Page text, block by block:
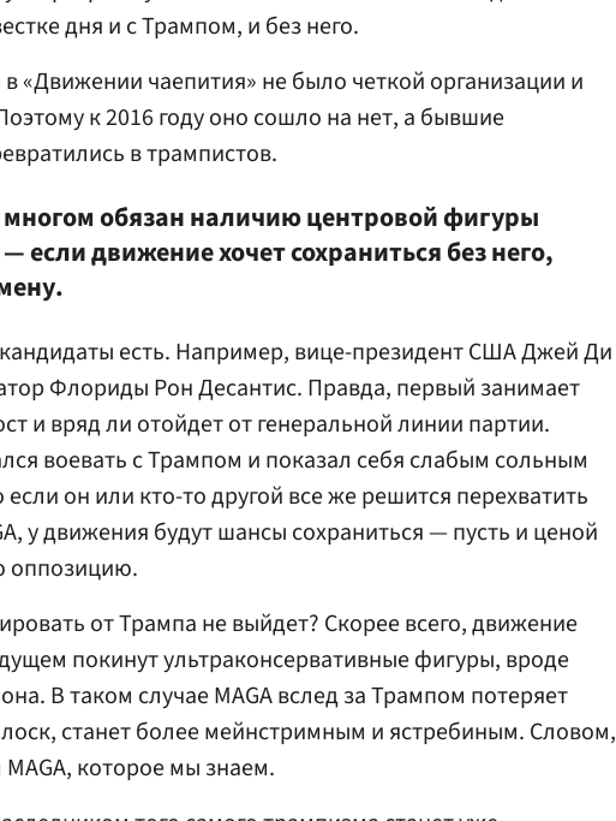
дня и с Трампом, и без него.
«Движении чаепития» не было четкой организации и
к 2016 году оно сошло на нет, а бывшие
в трампистов.
многом обязан наличию центровой фигуры
если движение хочет сохраниться без него,
есть. Например, вице-президент США Джей Ди
Флориды Рон Десантис. Правда, первый занимает
и вряд ли отойдет от генеральной линии партии.
воевать с Трампом и показал себя слабым сольным
он или кто-то другой все же решится перехватить
у движения будут шансы сохраниться — пусть и ценой
оппозицию.
от Трампа не выйдет? Скорее всего, движение
покинут ультраконсервативные фигуры, вроде
В таком случае MAGA вслед за Трампом потеряет
станет более мейнстримным и ястребиным. Словом,
которое мы знаем.